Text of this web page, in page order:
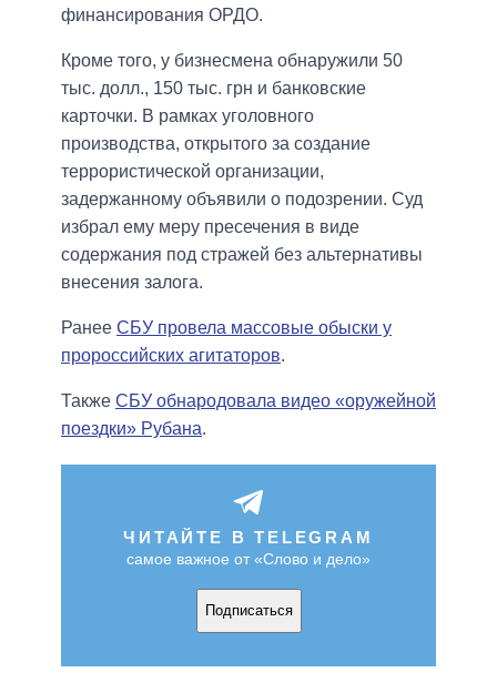
финансирования ОРДО.
Кроме того, у бизнесмена обнаружили 50
тыс. долл., 150 тыс. грн и банковские
карточки. В рамках уголовного
производства, открытого за создание
террористической организации,
задержанному объявили о подозрении. Суд
избрал ему меру пресечения в виде
содержания под стражей без альтернативы
внесения залога.
Ранее СБУ провела массовые обыски у
пророссийских агитаторов.
Также СБУ обнародовала видео «оружейной
поездки» Рубана.
ЧИТАЙТЕ В TELEGRAM
самое важное от «Слово и дело»
Подписаться